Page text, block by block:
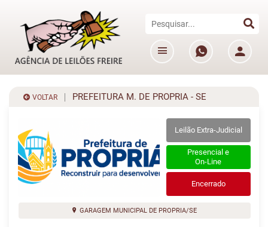
VOLTAR PREFEITURA M. DE PROPRIA - SE
Leilão Extra-Judicial
Presencial e
On-Line
Encerrado
GARAGEM MUNICIPAL DE PROPRIA/SE